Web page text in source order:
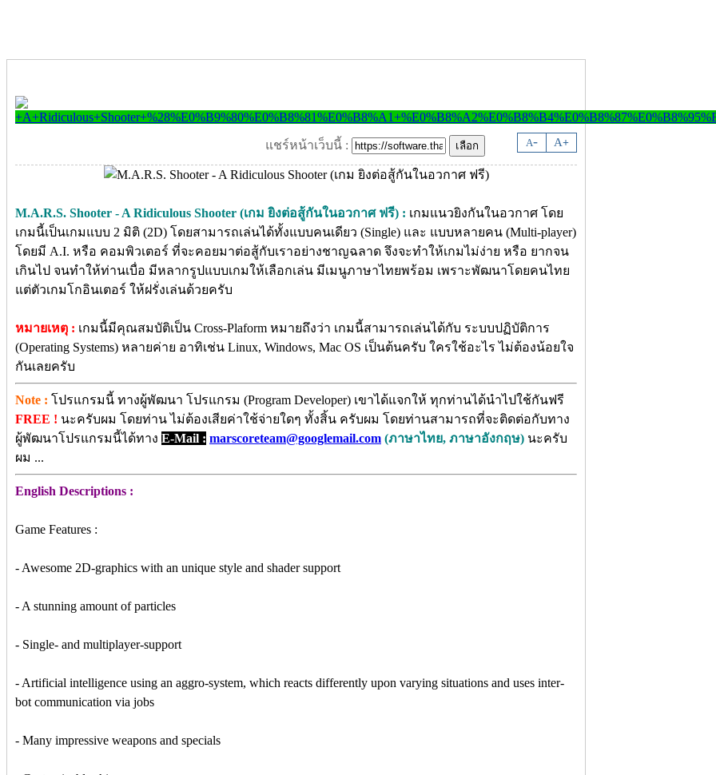
A- A+
แชร์หน้าเว็บนี้ :
M.A.R.S. Shooter - A Ridiculous Shooter (เกม ยิงต่อสู้กันในอวกาศ ฟรี) : เกมแนวยิงกันในอวกาศ โดย
เกมนี้เป็นเกมแบบ 2 มิติ (2D) โดยสามารถเล่นได้ทั้งแบบคนเดียว (Single) และ แบบหลายคน (Multi-player)
โดยมี A.I. หรือ คอมพิวเตอร์ ที่จะคอยมาต่อสู้กับเราอย่างชาญฉลาด จึงจะทำให้เกมไม่ง่าย หรือ ยากจน
เกินไป จนทำให้ท่านเบื่อ มีหลากรูปแบบเกมให้เลือกเล่น มีเมนูภาษาไทยพร้อม เพราะพัฒนาโดยคนไทย
แต่ตัวเกมโกอินเตอร์ ให้ฝรั่งเล่นด้วยครับ
หมายเหตุ : เกมนี้มีคุณสมบัติเป็น Cross-Plaform หมายถึงว่า เกมนี้สามารถเล่นได้กับ ระบบปฏิบัติการ
(Operating Systems) หลายค่าย อาทิเช่น Linux, Windows, Mac OS เป็นต้นครับ ใครใช้อะไร ไม่ต้องน้อยใจ
กันเลยครับ
Note : โปรแกรมนี้ ทางผู้พัฒนา โปรแกรม (Program Developer) เขาได้แจกให้ ทุกท่านได้นำไปใช้กันฟรี
FREE ! นะครับผม โดยท่าน ไม่ต้องเสียค่าใช้จ่ายใดๆ ทั้งสิ้น ครับผม โดยท่านสามารถที่จะติดต่อกับทาง
ผู้พัฒนาโปรแกรมนี้ได้ทาง E-Mail : marscoreteam@googlemail.com (ภาษาไทย, ภาษาอังกฤษ) นะครับ
ผม ...
English Descriptions :
Game Features :
- Awesome 2D-graphics with an unique style and shader support
- A stunning amount of particles
- Single- and multiplayer-support
- Artificial intelligence using an aggro-system, which reacts differently upon varying situations and uses inter-
bot communication via jobs
- Many impressive weapons and specials